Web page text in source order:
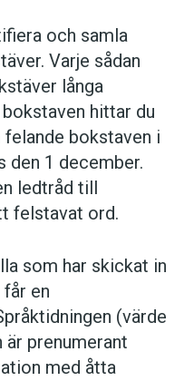
och samla
Varje sådan
långa
hittar du
bokstaven i
den 1 december.
ledtråd till
felstavat ord.
som har skickat in
en
(värde
är prenumerant
med åtta